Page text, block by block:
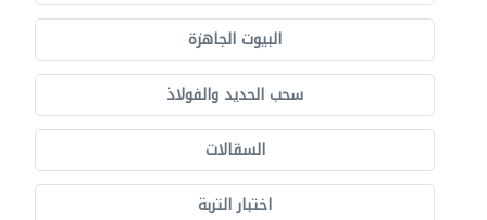
البيوت الجاهزة
سحب الحديد والفولاذ
السقالات
اختبار التربة